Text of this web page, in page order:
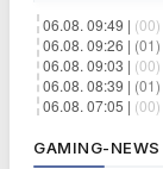
06.08. 09:49 | (00)
06.08. 09:26 | (01)
06.08. 09:03 | (00)
06.08. 08:39 | (01)
06.08. 07:05 | (00)
GAMING-NEWS